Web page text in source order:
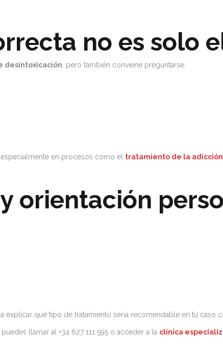
no es solo
desintoxicación, pero también conviene preguntarse:
en procesos como el tratamiento de la
orientación
explicar qué tipo de tratamiento sería recomendable en tu caso
llamar al +34 627 111 595 o acceder a la clínica